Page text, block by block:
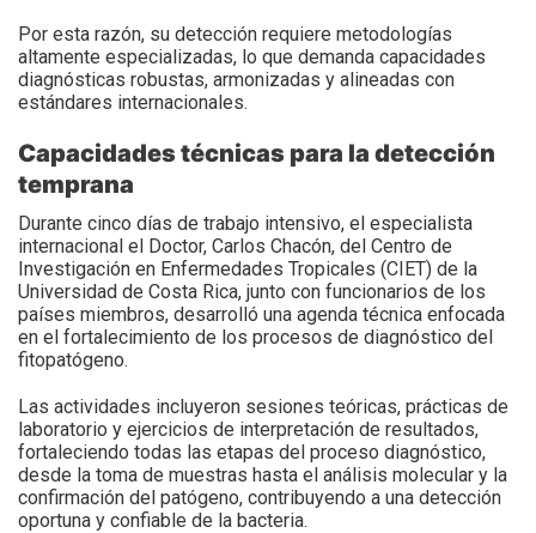
Por esta razón, su detección requiere metodologías
altamente especializadas, lo que demanda capacidades
diagnósticas robustas, armonizadas y alineadas con
estándares internacionales.
Capacidades técnicas para la detección
temprana
Durante cinco días de trabajo intensivo, el especialista
internacional el Doctor, Carlos Chacón, del Centro de
Investigación en Enfermedades Tropicales (CIET) de la
Universidad de Costa Rica, junto con funcionarios de los
países miembros, desarrolló una agenda técnica enfocada
en el fortalecimiento de los procesos de diagnóstico del
fitopatógeno.
Las actividades incluyeron sesiones teóricas, prácticas de
laboratorio y ejercicios de interpretación de resultados,
fortaleciendo todas las etapas del proceso diagnóstico,
desde la toma de muestras hasta el análisis molecular y la
confirmación del patógeno, contribuyendo a una detección
oportuna y confiable de la bacteria.